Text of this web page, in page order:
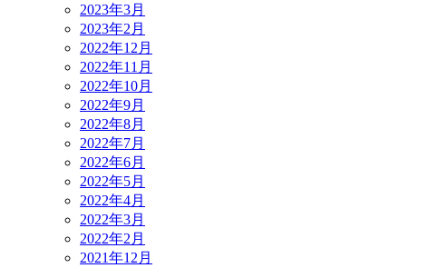
2023年3月
2023年2月
2022年12月
2022年11月
2022年10月
2022年9月
2022年8月
2022年7月
2022年6月
2022年5月
2022年4月
2022年3月
2022年2月
2021年12月